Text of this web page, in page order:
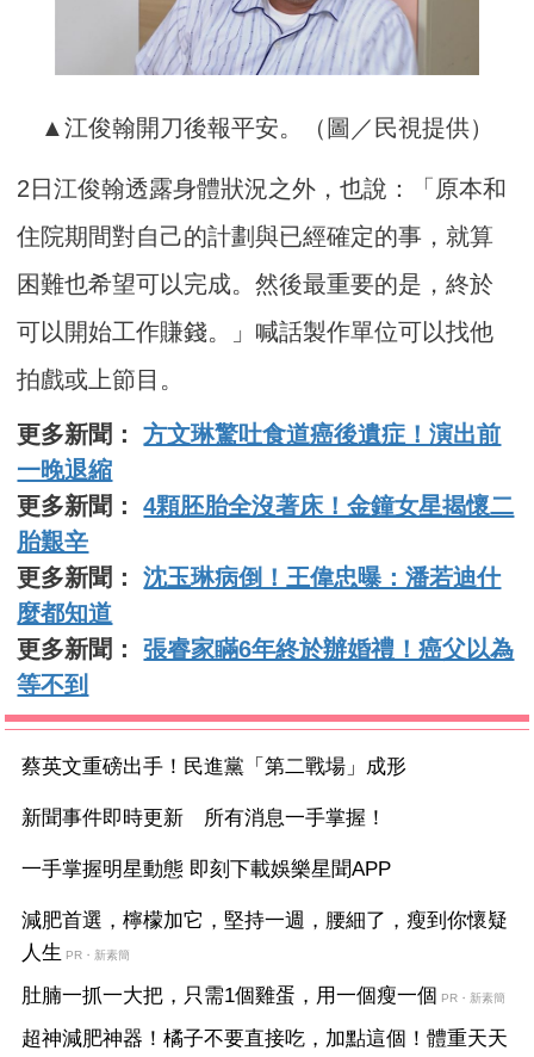
▲江俊翰開刀後報平安。（圖／民視提供）
2日江俊翰透露身體狀況之外，也說：「原本和
住院期間對自己的計劃與已經確定的事，就算
困難也希望可以完成。然後最重要的是，終於
可以開始工作賺錢。」喊話製作單位可以找他
拍戲或上節目。
更多新聞：方文琳驚吐食道癌後遺症！演出前
一晚退縮
更多新聞：4顆胚胎全沒著床！金鐘女星揭懷二
胎艱辛
更多新聞：沈玉琳病倒！王偉忠曝：潘若迪什
麼都知道
更多新聞：張睿家瞞6年終於辦婚禮！癌父以為
等不到
蔡英文重磅出手！民進黨「第二戰場」成形
新聞事件即時更新 所有消息一手掌握！
一手掌握明星動態 即刻下載娛樂星聞APP
減肥首選，檸檬加它，堅持一週，腰細了，瘦到你懷疑
人生 PR・新素簡
肚腩一抓一大把，只需1個雞蛋，用一個瘦一個 PR・新素簡
超神減肥神器！橘子不要直接吃，加點這個！體重天天